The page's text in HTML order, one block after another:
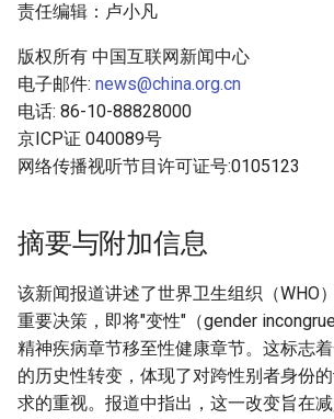
责任编辑：卢小凡
版权所有 中国互联网新闻中心
电子邮件: news@china.org.cn
电话: 86-10-88828000
京ICP证 040089号
网络传播视听节目许可证号:0105123
摘要与附加信息
该新闻报道讲述了世界卫生组织（WHO
重要决策，即将"变性"（gender
精神疾病章节移至性健康章节。这标志
的历史性转变，体现了对跨性别者身份
求的重视。报道中指出，这一改变旨在